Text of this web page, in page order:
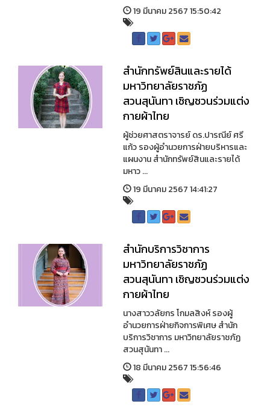
19 มีนาคม 2567 15:50:42
สำนักทรัพย์สินและรายได้
มหาวิทยาลัยราชภัฏ
สวนสุนันทา เชิญชวนร่วมแต่ง
กายผ้าไทย
ผู้ช่วยศาสตราจารย์ ดร.ปารณีย์ ศรี
แก้ว รองผู้อำนวยการฝ่ายบริหารและ
แผนงาน สำนักทรัพย์สินและรายได้
มหาว ...
19 มีนาคม 2567 14:41:27
สำนักบริการวิชาการ
มหาวิทยาลัยราชภัฏ
สวนสุนันทา เชิญชวนร่วมแต่ง
กายผ้าไทย
นางสาววลัยกร โกมลสิงห์ รองผู้
อำนวยการฝ่ายกิจการพิเศษ สำนัก
บริการวิชาการ มหาวิทยาลัยราชภัฏ
สวนสุนันทา ...
18 มีนาคม 2567 15:56:46